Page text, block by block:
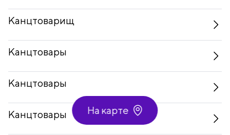
На карте
Канцтоварищ
Канцтовары
Канцтовары
Канцтовары